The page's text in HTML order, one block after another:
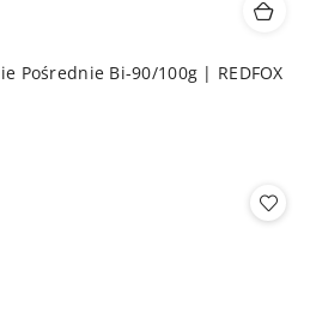
Pośrednie Bi-90/100g | REDFOX